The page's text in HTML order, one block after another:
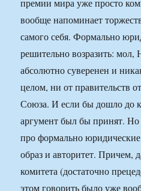
премии мира уже просто
вообще напоминает
самого себя. Формально
решительно возразить:
абсолютно суверенен и
целом, ни от правительств
Союза. И если бы дошло до
аргумент был бы принят.
про формально
образ и авторитет. Причем,
комитета (достаточно
этом говорить было уже